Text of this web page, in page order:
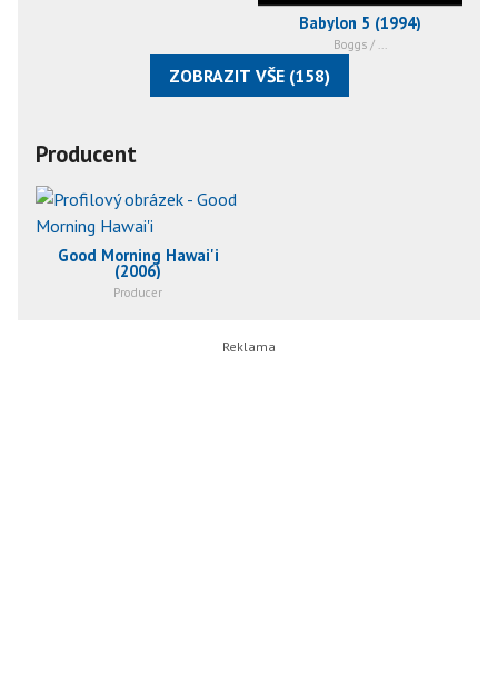
Babylon 5 (1994)
Boggs / ...
ZOBRAZIT VŠE (158)
Producent
Good Morning Hawai'i
(2006)
Producer